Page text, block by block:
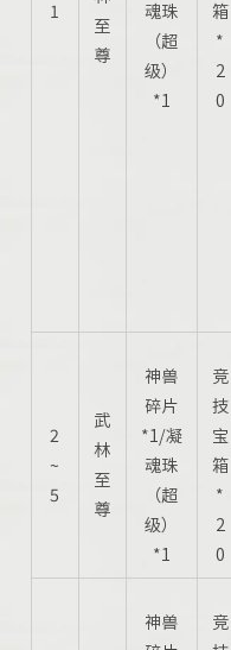
1
至
尊
魂珠
（超
级）
*1
箱
*
2
0
2
~
5
武
林
至
尊
神兽
碎片
*1/凝
魂珠
（超
级）
*1
竞
技
宝
箱
*
2
0
神兽
竞